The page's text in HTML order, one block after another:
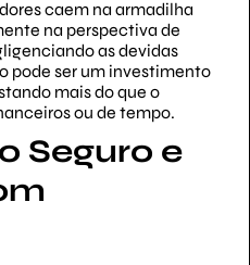
caem na armadilha
na perspectiva de
as devidas
pode ser um investimento
mais do que o
ou de tempo.
Seguro e